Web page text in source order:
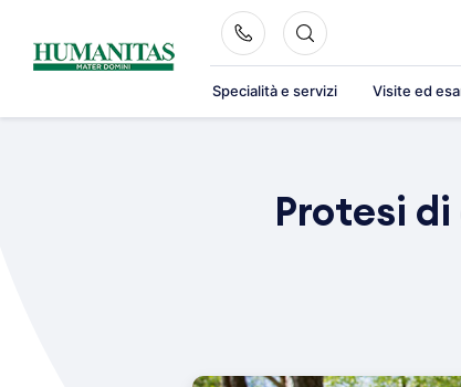
content
Specialità e servizi Visite ed
Protesi